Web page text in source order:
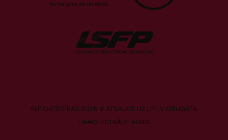
AUTORTIESĪBAS 2026 © ATSAUCE UZ LFF.LV OBLIGĀTA.
LAPAS IZSTRĀDE AURIS